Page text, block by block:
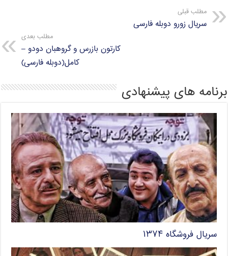
مطلب قبلی
سریال زورو دوبله فارسی
مطلب بعدی
کارتون بازرس و گروهبان دودو –
کامل(دوبله فارسی)
برنامه های پیشنهادی
سریال فروشگاه ۱۳۷۴